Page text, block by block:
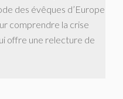
des évêques d’Europe
comprendre la crise
offre une relecture de